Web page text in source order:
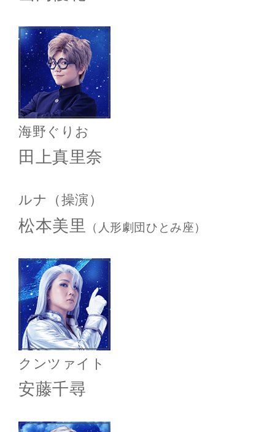
海野ぐりお
田上真里奈
ルナ （操演）
松本美里 （人形劇団ひとみ座）
クンツァイト
安藤千尋